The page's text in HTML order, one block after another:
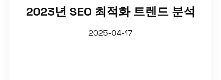
2023년 SEO 최적화 트렌드 분석
2025-04-17